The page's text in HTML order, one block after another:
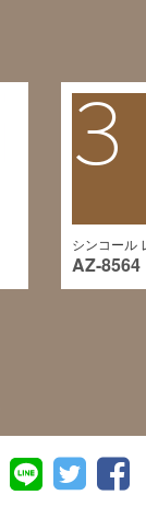
3
シンコール
AZ-8564